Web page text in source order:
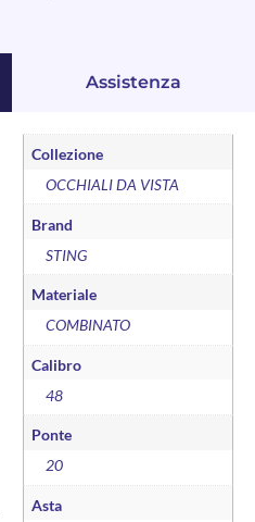
Assistenza
Collezione
OCCHIALI DA VISTA
Brand
STING
Materiale
COMBINATO
Calibro
48
Ponte
20
Asta